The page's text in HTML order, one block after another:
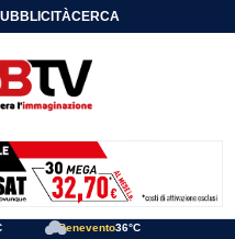
CERCA
Benevento36°C